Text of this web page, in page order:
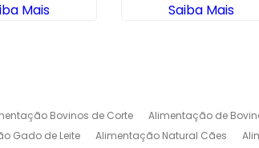
Mais Saiba Mais
Bovinos de Corte Alimentação de
Gado de Leite Alimentação Natural Cães